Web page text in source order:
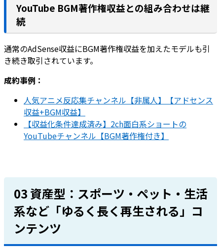
YouTube BGM著作権収益との組み合わせは継
続
通常のAdSense収益にBGM著作権収益を加えたモデルも引
き続き取引されています。
成約事例：
人気アニメ反応集チャンネル【非属人】【アドセンス
収益+BGM収益】
【収益化条件達成済み】2ch面白系ショートの
YouTubeチャンネル【BGM著作権付き】
03 資産型：スポーツ・ペット・生活
系など「ゆるく長く再生される」コ
ンテンツ